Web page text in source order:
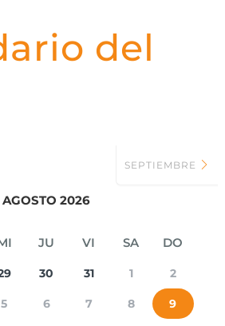
del
AGOSTO 2026
SEPTIEMBRE
JU VI SA DO
30 31 1 2
5 6 7 8 9